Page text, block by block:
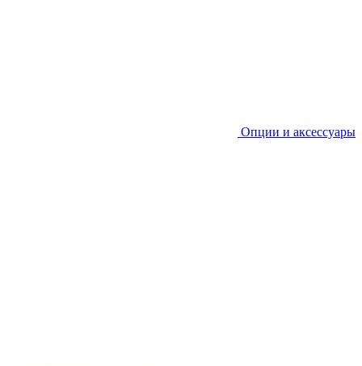
Опции и аксессуары